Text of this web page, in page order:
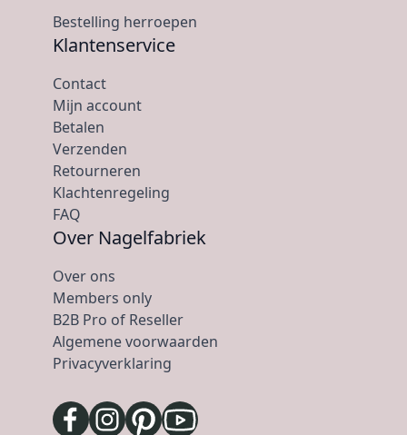
Bestelling herroepen
Klantenservice
Contact
Mijn account
Betalen
Verzenden
Retourneren
Klachtenregeling
FAQ
Over Nagelfabriek
Over ons
Members only
B2B Pro of Reseller
Algemene voorwaarden
Privacyverklaring